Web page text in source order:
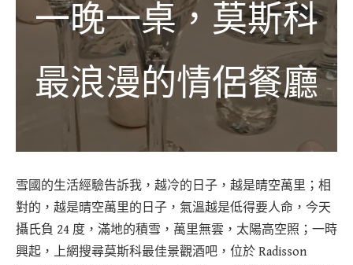
一晚一桌，莫斯科
最浪漫的情侶餐廳
雪國的生活經驗告訴我，越冷的日子，越是晴空萬里；相
對的，越是晴空萬里的日子，氣溫越是低得要人命，今天
攝氏負 24 度，滿地的積雪，萬里無雲，太陽高空照；一時
興起，上網搜尋莫斯科最佳景觀酒吧，位於 Radisson